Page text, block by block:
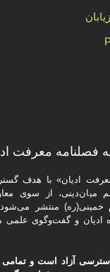
فصلنامه معرفت
ادیان» با هدف
میان‌دینی، از سوی
خمینی(ره) منتشر
ادیان و گفت‌وگوی علمی
آزاد است و تمامی